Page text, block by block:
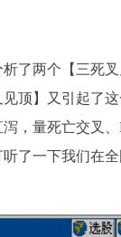
了两个【三死
顶】又引起了
，量死亡交叉
了一下我们在